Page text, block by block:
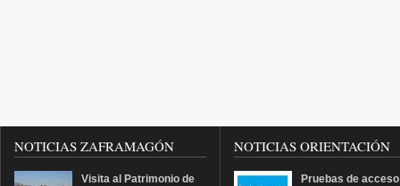
NOTICIAS ZAFRAMAGÓN
Visita al Patrimonio de
NOTICIAS ORIENTACIÓN
Pruebas de